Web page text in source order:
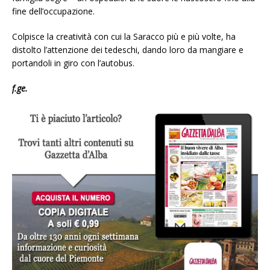
fine dell’occupazione.
Colpisce la creatività con cui la Saracco più e più volte, ha
distolto l’attenzione dei tedeschi, dando loro da mangiare e
portandoli in giro con l’autobus.
f.ge.